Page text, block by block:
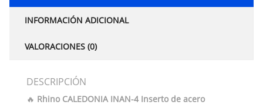
INFORMACIÓN ADICIONAL
VALORACIONES (0)
DESCRIPCIÓN
🔥 Rhino CALEDONIA INAN-4 Inserto de acero